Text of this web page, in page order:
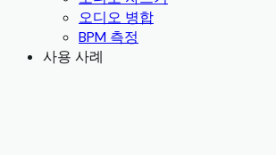
오디오 병합
BPM 측정
사용 사례